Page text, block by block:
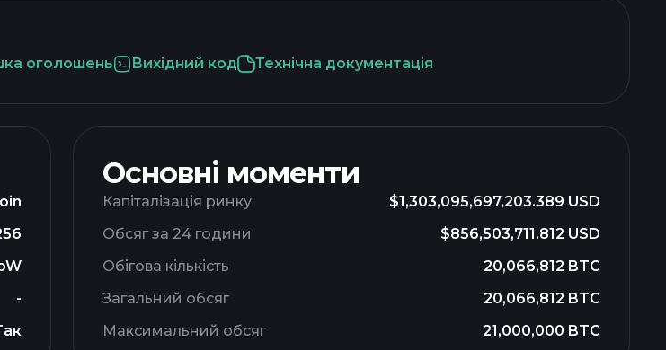
оголошень Вихідний код Технічна документація
-
Основні моменти
Капіталізація ринку
$1,303,095,697,203.389 USD
Обсяг за 24 години
$856,503,711.812 USD
Обігова кількість
20,066,812 BTC
Загальний обсяг
20,066,812 BTC
Максимальний обсяг
21,000,000 BTC